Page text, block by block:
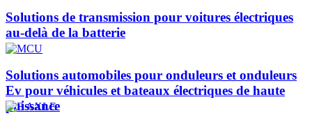
Solutions de transmission pour voitures électriques
au-delà de la batterie
Solutions automobiles pour onduleurs et onduleurs
Ev pour véhicules et bateaux électriques de haute
puissance